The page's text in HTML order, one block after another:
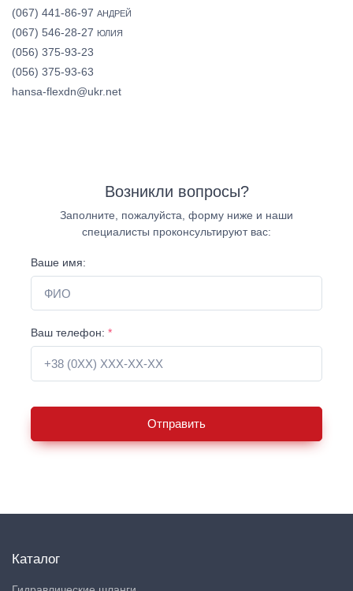
(067) 441-86-97 АНДРЕЙ
(067) 546-28-27 ЮЛИЯ
(056) 375-93-23
(056) 375-93-63
hansa-flexdn@ukr.net
Возникли вопросы?
Заполните, пожалуйста, форму ниже и наши
специалисты проконсультируют вас:
Ваше имя:
Ваш телефон: *
Отправить
Каталог